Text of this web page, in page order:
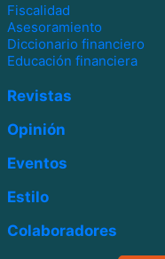
Fiscalidad
Asesoramiento
Diccionario financiero
Educación financiera
Revistas
Opinión
Eventos
Estilo
Colaboradores